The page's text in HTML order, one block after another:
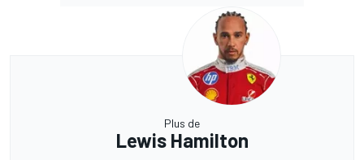
Plus de
Lewis Hamilton